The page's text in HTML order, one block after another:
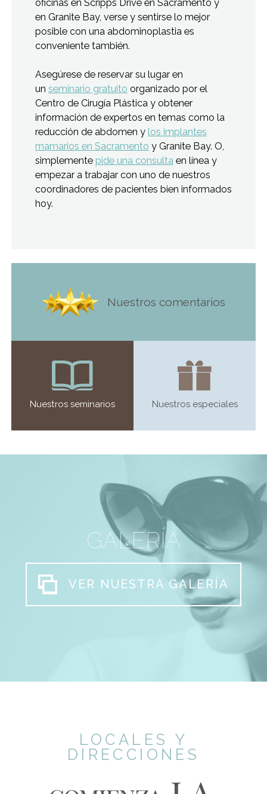
oficinas en Scripps Drive en Sacramento y
en Granite Bay, verse y sentirse lo mejor
posible con una abdominoplastia es
conveniente también.
Asegúrese de reservar su lugar en
un seminario gratuito organizado por el
Centro de Cirugía Plástica y obtener
información de expertos en temas como la
reducción de abdomen y los implantes
mamarios en Sacramento y Granite Bay. O,
simplemente pide una consulta en línea y
empezar a trabajar con uno de nuestros
coordinadores de pacientes bien informados
hoy.
Nuestros comentarios
Nuestros seminarios Nuestros especiales
GALERÍA
VER NUESTRA GALERÍA
LOCALES Y
DIRECCIONES